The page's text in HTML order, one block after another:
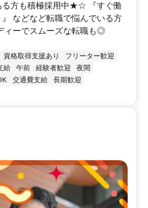
方も積極採用中★☆ 『すぐ働
などなど転職で悩んでいる方
ィーでスムーズな転職も◎
資格取得支援あり
フリーター歓迎
給 午前 経験者歓迎
夜間
交通費支給
長期歓迎